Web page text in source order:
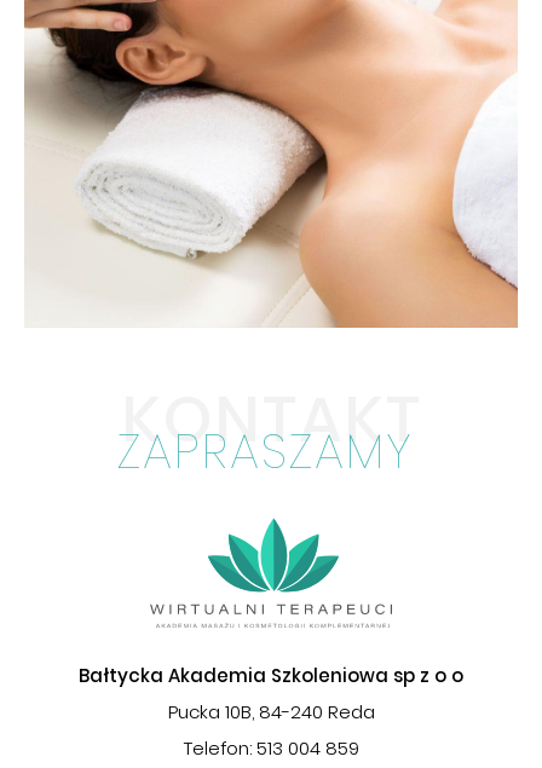
KONTAKT
ZAPRASZAMY
Bałtycka Akademia Szkoleniowa sp z o o
Pucka 10B, 84-240 Reda
Telefon: 513 004 859